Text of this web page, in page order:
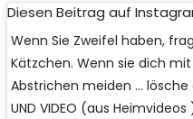
Diesen Beitrag auf
Wenn Sie Zweifel haben,
Kätzchen. Wenn sie dich
Abstrichen meiden ... lösche
UND VIDEO (aus